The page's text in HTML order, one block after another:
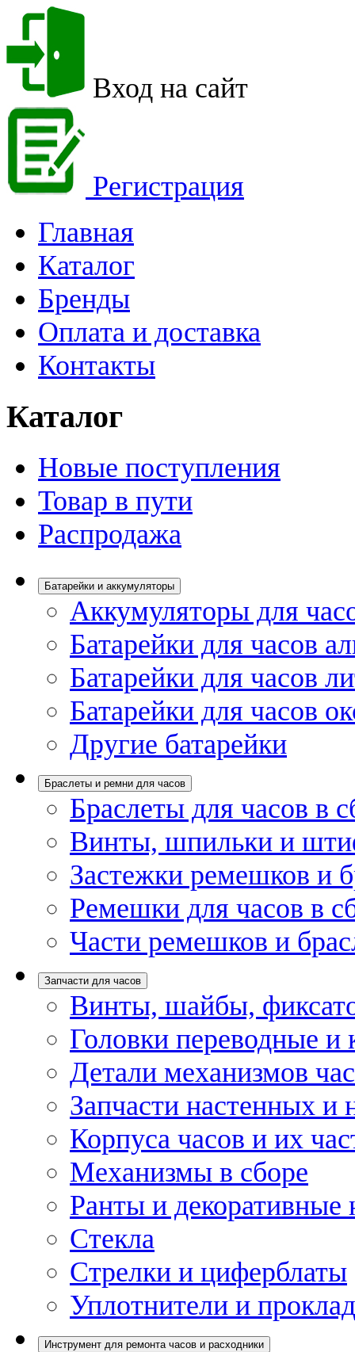
Вход на сайт
Регистрация
Главная
Каталог
Бренды
Оплата и доставка
Контакты
Каталог
Новые поступления
Товар в пути
Распродажа
Батарейки и аккумуляторы
Аккумуляторы для
Батарейки для часов
Батарейки для часов
Батарейки для часов
Другие батарейки
Браслеты и ремни для часов
Браслеты для часов в
Винты, шпильки и
Застежки ремешков и
Ремешки для часов в
Части ремешков и
Запчасти для часов
Винты, шайбы,
Головки переводные и
Детали механизмов
Запчасти настенных и
Корпуса часов и их
Механизмы в сборе
Ранты и декоративные
Стекла
Стрелки и циферблаты
Уплотнители и
Инструмент для ремонта часов и расходники